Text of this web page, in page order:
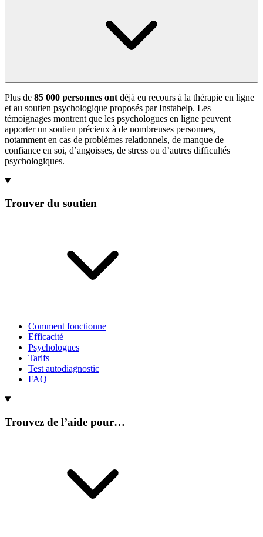
Plus de 85 000 personnes ont déjà eu recours à la thérapie en ligne
et au soutien psychologique proposés par Instahelp. Les
témoignages montrent que les psychologues en ligne peuvent
apporter un soutien précieux à de nombreuses personnes,
notamment en cas de problèmes relationnels, de manque de
confiance en soi, d’angoisses, de stress ou d’autres difficultés
psychologiques.
Trouver du soutien
Comment fonctionne
Efficacité
Psychologues
Tarifs
Test autodiagnostic
FAQ
Trouvez de l’aide pour…